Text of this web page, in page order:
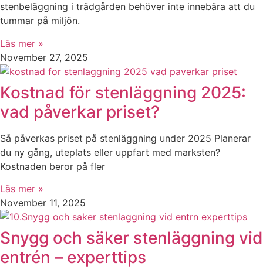
stenbeläggning i trädgården behöver inte innebära att du
tummar på miljön.
Läs mer »
November 27, 2025
Kostnad för stenläggning 2025:
vad påverkar priset?
Så påverkas priset på stenläggning under 2025 Planerar
du ny gång, uteplats eller uppfart med marksten?
Kostnaden beror på fler
Läs mer »
November 11, 2025
Snygg och säker stenläggning vid
entrén – experttips